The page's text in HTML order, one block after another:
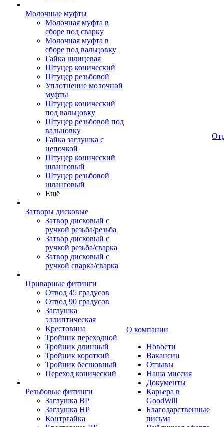
Молочные муфты
Молочная муфта в
сборе под сварку
Молочная муфта в
сборе под вальцовку
Гайка шлицевая
Штуцер конический
Штуцер резьбовой
Уплотнение молочной
муфты
Штуцер конический
под вальцовку
Штуцер резьбовой под
вальцовку
Гайка заглушка с
цепочкой
Штуцер конический
шланговый
Штуцер резьбовой
шланговый
Ещё
Затворы дисковые
Затвор дисковый с
ручкой резьба/резьба
Затвор дисковый с
ручкой резьба/сварка
Затвор дисковый с
ручкой сварка/сварка
Приварные фитинги
Отвод 45 градусов
Отвод 90 градусов
Заглушка
эллиптическая
Крестовина
Тройник переходной
Тройник длинный
Тройник короткий
Тройник бесшовный
Переход конический
Резьбовые фитинги
Заглушка ВР
Заглушка НР
Контргайка
О компании
Новости
Вакансии
Отзывы
Наша миссия
Документы
Карьера в
GoodWill
Благодарственные
письма